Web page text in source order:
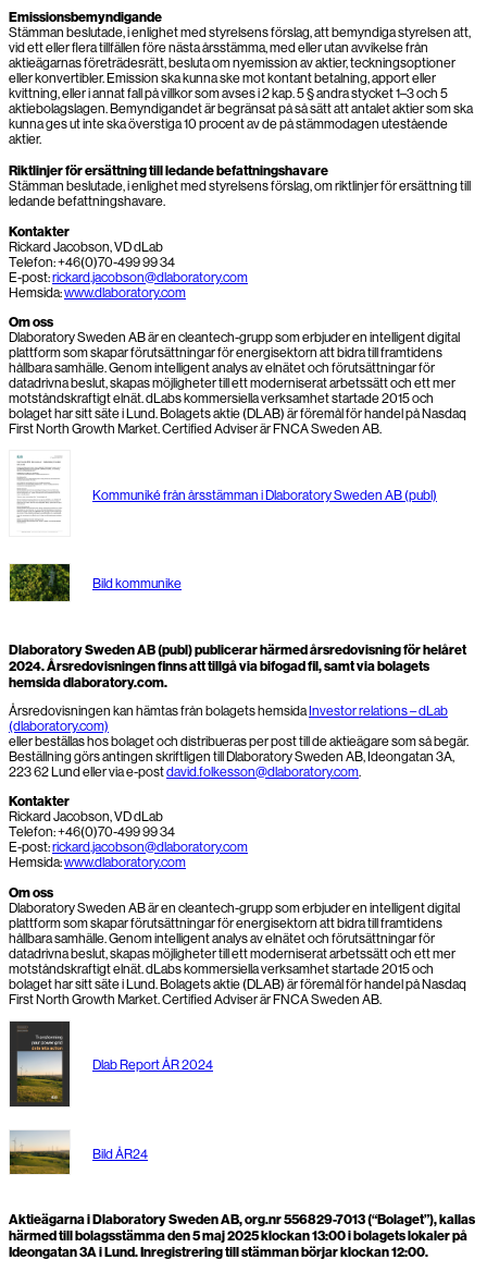
Emissionsbemyndigande
Stämman beslutade, i enlighet med styrelsens förslag, att bemyndiga styrelsen att,
vid ett eller flera tillfällen före nästa årsstämma, med eller utan avvikelse från
aktieägarnas företrädesrätt, besluta om nyemission av aktier, teckningsoptioner
eller konvertibler. Emission ska kunna ske mot kontant betalning, apport eller
kvittning, eller i annat fall på villkor som avses i 2 kap. 5 § andra stycket 1–3 och 5
aktiebolagslagen. Bemyndigandet är begränsat på så sätt att antalet aktier som ska
kunna ges ut inte ska överstiga 10 procent av de på stämmodagen utestående
aktier.
Riktlinjer för ersättning till ledande befattningshavare
Stämman beslutade, i enlighet med styrelsens förslag, om riktlinjer för ersättning till
ledande befattningshavare.
Kontakter
Rickard Jacobson, VD dLab
Telefon: +46(0)70-499 99 34
E-post:rickard.jacobson@dlaboratory.com
Hemsida:www.dlaboratory.com
Om oss
Dlaboratory Sweden AB är en cleantech-grupp som erbjuder en intelligent digital
plattform som skapar förutsättningar för energisektorn att bidra till framtidens
hållbara samhälle. Genom intelligent analys av elnätet och förutsättningar för
datadrivna beslut, skapas möjligheter till ett moderniserat arbetssätt och ett mer
motståndskraftigt elnät. dLabs kommersiella verksamhet startade 2015 och
bolaget har sitt säte i Lund. Bolagets aktie (DLAB) är föremål för handel på Nasdaq
First North Growth Market. Certified Adviser är FNCA Sweden AB.
Kommuniké från årsstämman i Dlaboratory Sweden AB (publ)
Bild kommunike
Dlaboratory Sweden AB (publ) publicerar härmed årsredovisning för helåret
2024. Årsredovisningen finns att tillgå via bifogad fil, samt via bolagets
hemsida dlaboratory.com.
Årsredovisningen kan hämtas från bolagets hemsidaInvestor relations – dLab
(dlaboratory.com)
eller beställas hos bolaget och distribueras per post till de aktieägare som så begär.
Beställning görs antingen skriftligen till Dlaboratory Sweden AB, Ideongatan 3A,
223 62 Lund eller via e-postdavid.folkesson@dlaboratory.com.
Kontakter
Rickard Jacobson, VD dLab
Telefon: +46(0)70-499 99 34
E-post:rickard.jacobson@dlaboratory.com
Hemsida:www.dlaboratory.com
Om oss
Dlaboratory Sweden AB är en cleantech-grupp som erbjuder en intelligent digital
plattform som skapar förutsättningar för energisektorn att bidra till framtidens
hållbara samhälle. Genom intelligent analys av elnätet och förutsättningar för
datadrivna beslut, skapas möjligheter till ett moderniserat arbetssätt och ett mer
motståndskraftigt elnät. dLabs kommersiella verksamhet startade 2015 och
bolaget har sitt säte i Lund. Bolagets aktie (DLAB) är föremål för handel på Nasdaq
First North Growth Market. Certified Adviser är FNCA Sweden AB.
Dlab Report ÅR 2024
Bild ÅR24
Aktieägarna i Dlaboratory Sweden AB, org.nr 556829-7013 (“Bolaget”), kallas
härmed till bolagsstämma den 5 maj 2025 klockan 13:00 i bolagets lokaler på
Ideongatan 3A i Lund. Inregistrering till stämman börjar klockan 12:00.